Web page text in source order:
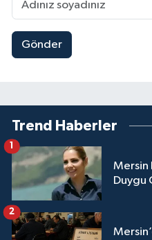
Gönder
Trend Haberler
Mersin
Duygu
2